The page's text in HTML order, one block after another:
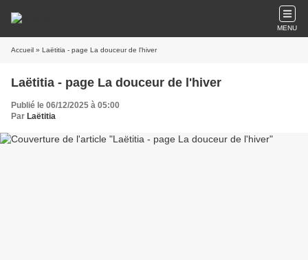
MENU
Accueil » Laëtitia - page La douceur de l'hiver
Laëtitia - page La douceur de l'hiver
Publié le 06/12/2025 à 05:00
Par Laëtitia